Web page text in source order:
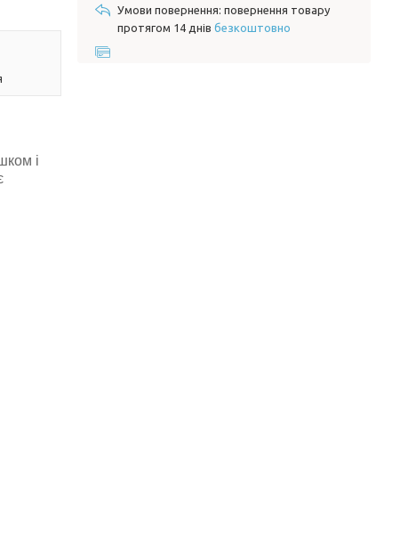
і
повернення товару
протягом 14 днів безкоштовно